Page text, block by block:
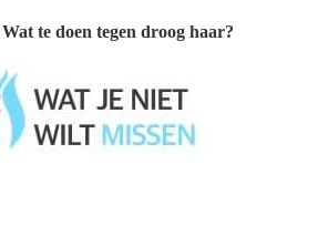
Wat te doen tegen droog haar?